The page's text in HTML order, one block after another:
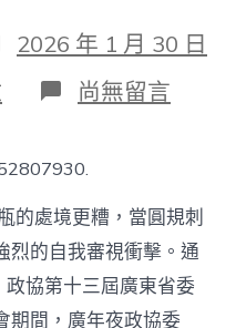
2026 年 1 月 30 日
在
〈省
協
十
三
屆
四
次
會
議
尚無留言
的處境更糟，當圓規刺
烈的自我審視衝擊。通
協第十三屆廣東省委
期間，廣年夜政協委